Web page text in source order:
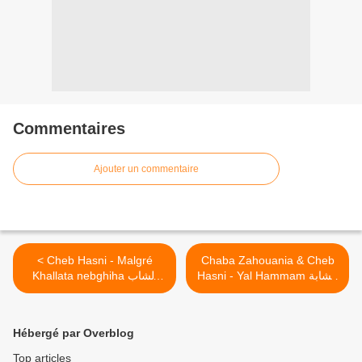
Commentaires
Ajouter un commentaire
< Cheb Hasni - Malgré
Khallata nebghiha الشاب
حسني - خلاطة نبغيها ما عندي
Chaba Zahouania & Cheb
Hasni - Yal Hammam الشابة
زهوانية & الشاب حسني ـ
Hébergé par Overblog
Top articles